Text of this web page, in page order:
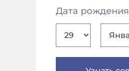
Дата рождения